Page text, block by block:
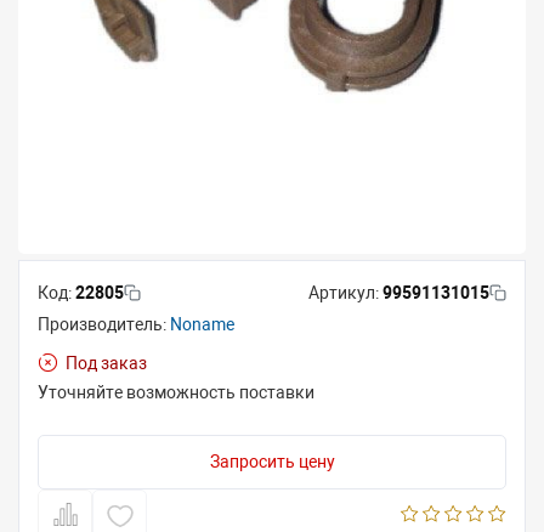
Код:22805 Артикул:99591131015
Производитель: Noname
Под заказ
Уточняйте возможность поставки
Запросить цену